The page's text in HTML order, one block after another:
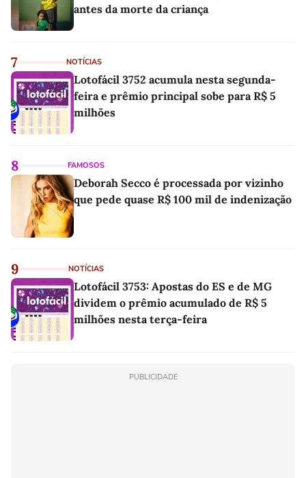
antes da morte da criança
7 NOTÍCIAS
Lotofácil 3752 acumula nesta segunda-
feira e prêmio principal sobe para R$ 5
milhões
8 FAMOSOS
Deborah Secco é processada por vizinho
que pede quase R$ 100 mil de indenização
9 NOTÍCIAS
Lotofácil 3753: Apostas do ES e de MG
dividem o prêmio acumulado de R$ 5
milhões nesta terça-feira
PUBLICIDADE